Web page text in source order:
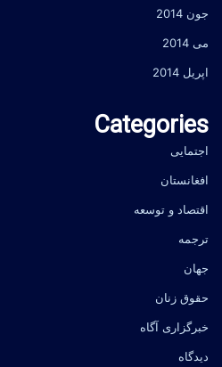
جون 2014
می 2014
اپریل 2014
Categories
اجتمایی
افغانستان
اقتصاد و توسعه
ترجمه
جهان
حقوق زنان
خبرگزاری آگاه
دیدگاه